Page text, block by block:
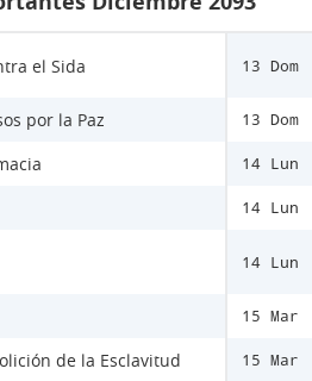
el Sida
por la Paz
de la Esclavitud
13 Dom
13 Dom
14 Lun
14 Lun
14 Lun
15 Mar
15 Mar